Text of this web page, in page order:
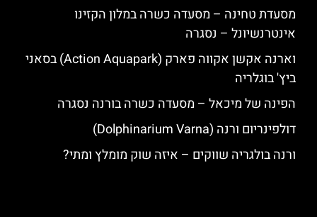
מסעדת טחינה – מסעדה כשרה במלון הקזינו
אינטרנשיונל – נסגרה
וארנה אקשן אקווה פארק (Action Aquapark) בסאני
ביץ' בוגלריה
הפינה של מיכאל – מסעדה כשרה בורנה נסגרה
דולפינריום ורנה (Dolphinarium Varna)
ורנה בולגריה שווקים – איזה שוק מומלץ ומתי?